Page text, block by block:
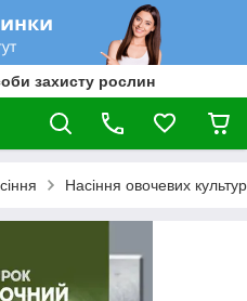
захисту рослин
Насіння овочевих культур